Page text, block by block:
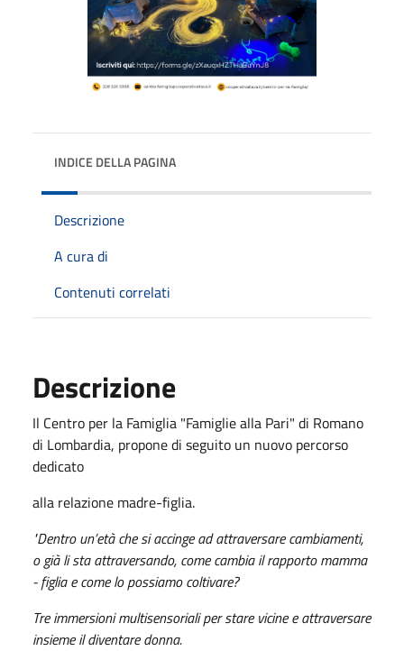
INDICE DELLA PAGINA
Descrizione
A cura di
Contenuti correlati
Descrizione
Il Centro per la Famiglia "Famiglie alla Pari" di Romano
di Lombardia, propone di seguito un nuovo percorso
dedicato
alla relazione madre-figlia.
"Dentro un’età che si accinge ad attraversare cambiamenti,
o già li sta attraversando, come cambia il rapporto mamma
- figlia e come lo possiamo coltivare?
Tre immersioni multisensoriali per stare vicine e attraversare
insieme il diventare donna.